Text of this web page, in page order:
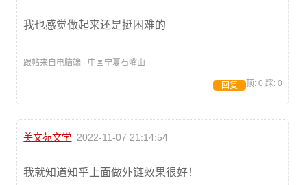
我也感觉做起来还是挺困难的
跟帖来自电脑端 · 中国宁夏石嘴山
顶: 0 踩: 0
回复
美文苑文学 2022-11-07 21:14:54
我就知道知乎上面做外链效果很好！